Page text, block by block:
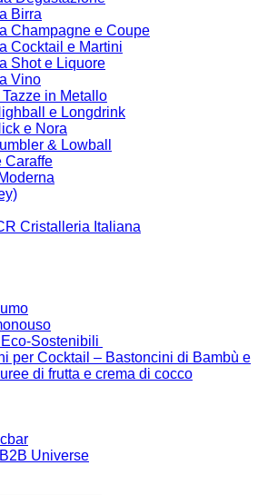
Birra
Champagne e Coupe
Cocktail e Martini
Shot e Liquore
Vino
in Metallo
e Longdrink
e Nora
& Lowball
Caraffe
Cristalleria Italiana
Sostenibili
per Cocktail – Bastoncini di Bambù e
di frutta e crema di cocco
Universe